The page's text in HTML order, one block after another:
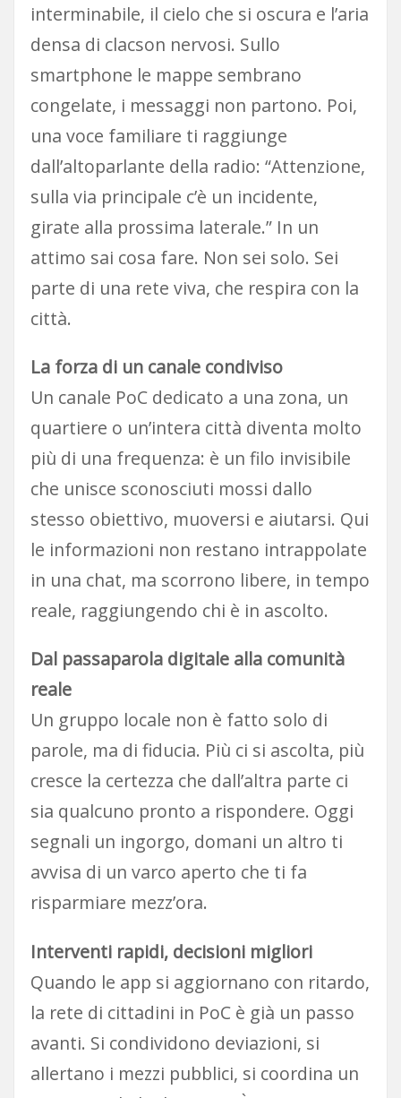
interminabile, il cielo che si oscura e l’aria
densa di clacson nervosi. Sullo
smartphone le mappe sembrano
congelate, i messaggi non partono. Poi,
una voce familiare ti raggiunge
dall’altoparlante della radio: “Attenzione,
sulla via principale c’è un incidente,
girate alla prossima laterale.” In un
attimo sai cosa fare. Non sei solo. Sei
parte di una rete viva, che respira con la
città.
La forza di un canale condiviso
Un canale PoC dedicato a una zona, un
quartiere o un’intera città diventa molto
più di una frequenza: è un filo invisibile
che unisce sconosciuti mossi dallo
stesso obiettivo, muoversi e aiutarsi. Qui
le informazioni non restano intrappolate
in una chat, ma scorrono libere, in tempo
reale, raggiungendo chi è in ascolto.
Dal passaparola digitale alla comunità
reale
Un gruppo locale non è fatto solo di
parole, ma di fiducia. Più ci si ascolta, più
cresce la certezza che dall’altra parte ci
sia qualcuno pronto a rispondere. Oggi
segnali un ingorgo, domani un altro ti
avvisa di un varco aperto che ti fa
risparmiare mezz’ora.
Interventi rapidi, decisioni migliori
Quando le app si aggiornano con ritardo,
la rete di cittadini in PoC è già un passo
avanti. Si condividono deviazioni, si
allertano i mezzi pubblici, si coordina un